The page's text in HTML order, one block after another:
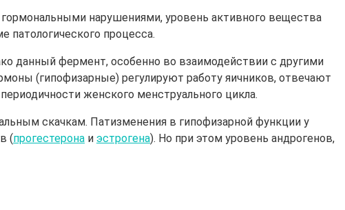
нарушениями, уровень активного вещества
процесса.
данный фермент, особенно во взаимодействии с другими
(гипофизарные) регулируют работу яичников, отвечают
женского менструального цикла.
скачкам. Патизменения в гипофизарной функции у
(прогестерона и эстрогена). Но при этом уровень андрогенов,